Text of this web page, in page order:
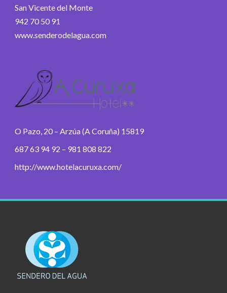
San Vicente del Monte
942 70 50 91
www.senderodelagua.com
O Pazo, 20 – Arzúa (A Coruña) 15819
687 63 94 92 – 981 808 822
http://www.hotelacuruxa.com/